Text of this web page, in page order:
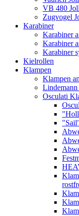
VB 480
Zugvogel
Karabiner
Karabiner
Karabiner
Karabiner
Kielrollen
Klampen
Klampen
Osculati